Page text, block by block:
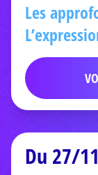
Les
Du 27/